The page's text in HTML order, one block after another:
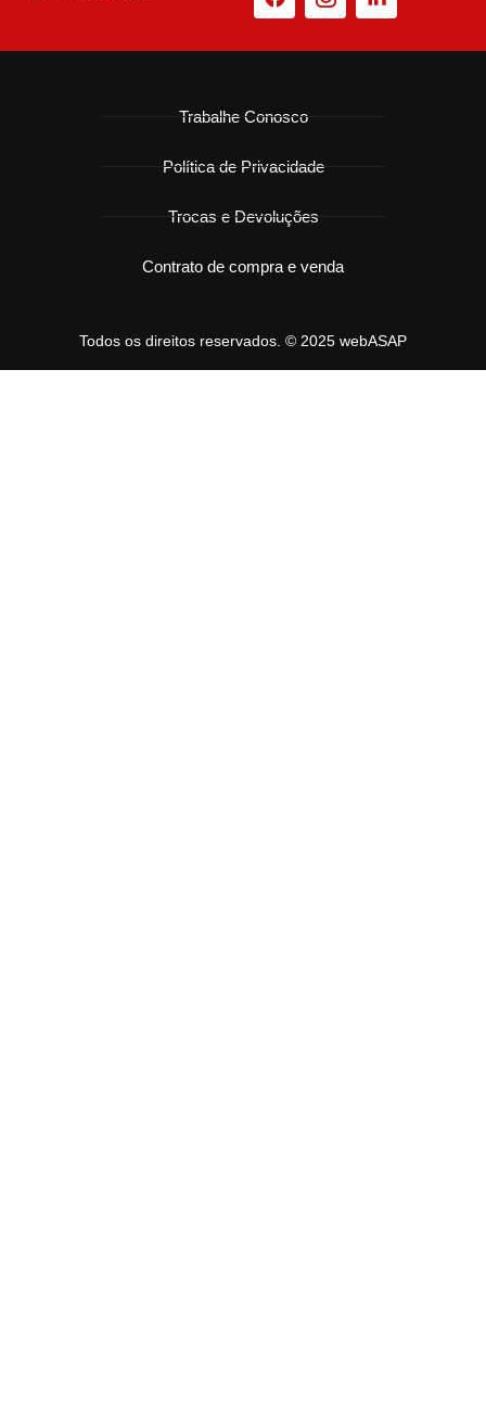
Todos os direitos reservados. © 2025 webASAP
Trabalhe Conosco
Política de Privacidade
Trocas e Devoluções
Contrato de compra e venda